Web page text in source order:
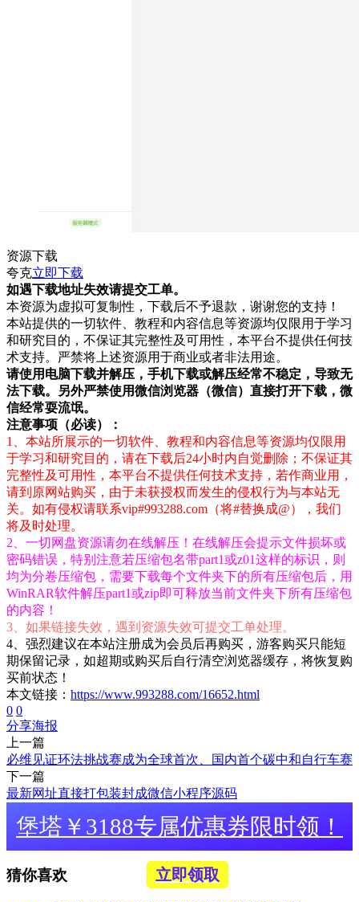
资源下载
夸克立即下载
如遇下载地址失效请提交工单。
本资源为虚拟可复制性，下载后不予退款，谢谢您的支持！
本站提供的一切软件、教程和内容信息等资源均仅限用于学习
和研究目的，不保证其完整性及可用性，本平台不提供任何技
术支持。严禁将上述资源用于商业或者非法用途。
请使用电脑下载并解压，手机下载或解压经常不稳定，导致无
法下载。另外严禁使用微信浏览器（微信）直接打开下载，微
信经常耍流氓。
注意事项（必读）：
1、本站所展示的一切软件、教程和内容信息等资源均仅限用
于学习和研究目的，请在下载后24小时内自觉删除；不保证其
完整性及可用性，本平台不提供任何技术支持，若作商业用，
请到原网站购买，由于未获授权而发生的侵权行为与本站无
关。如有侵权请联系vip#993288.com（将#替换成@），我们
将及时处理。
2、一切网盘资源请勿在线解压！在线解压会提示文件损坏或
密码错误，特别注意若压缩包名带part1或z01这样的标识，则
均为分卷压缩包，需要下载每个文件夹下的所有压缩包后，用
WinRAR软件解压part1或zip即可释放当前文件夹下所有压缩包
的内容！
3、如果链接失效，遇到资源失效可提交工单处理。
4、强烈建议在本站注册成为会员后再购买，游客购买只能短
期保留记录，如超期或购买后自行清空浏览器缓存，将恢复购
买前状态！
本文链接： https://www.993288.com/16652.html
0 0
分享海报
上一篇
必维见证环法挑战赛成为全球首次、国内首个碳中和自行车赛
下一篇
最新网址直接打包装封成微信小程序源码
堡塔￥3188专属优惠券限时领！
立即领取
猜你喜欢